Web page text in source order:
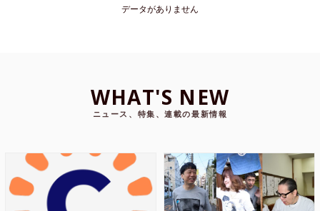
データがありません
WHAT'S NEW
ニュース、特集、連載の最新情報